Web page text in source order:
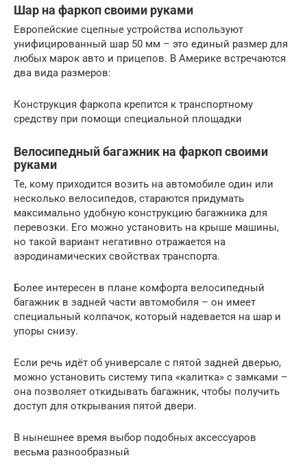
Шар на фаркоп своими руками
Европейские сцепные устройства используют
унифицированный шар 50 мм – это единый размер для
любых марок авто и прицепов. В Америке встречаются
два вида размеров:
Конструкция фаркопа крепится к транспортному
средству при помощи специальной площадки
Велосипедный багажник на фаркоп своими
руками
Те, кому приходится возить на автомобиле один или
несколько велосипедов, стараются придумать
максимально удобную конструкцию багажника для
перевозки. Его можно установить на крыше машины,
но такой вариант негативно отражается на
аэродинамических свойствах транспорта.
Более интересен в плане комфорта велосипедный
багажник в задней части автомобиля – он имеет
специальный колпачок, который надевается на шар и
упоры снизу.
Если речь идёт об универсале с пятой задней дверью,
можно установить систему типа «калитка» с замками –
она позволяет откидывать багажник, чтобы получить
доступ для открывания пятой двери.
В нынешнее время выбор подобных аксессуаров
весьма разнообразный